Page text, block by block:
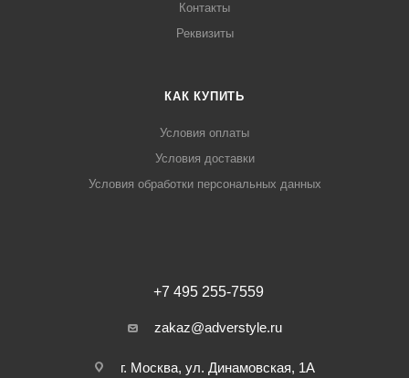
Контакты
Реквизиты
КАК КУПИТЬ
Условия оплаты
Условия доставки
Условия обработки персональных данных
+7 495 255-7559
zakaz@adverstyle.ru
г. Москва, ул. Динамовская, 1А